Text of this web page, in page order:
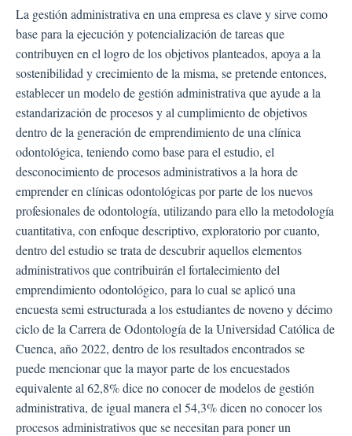
La gestión administrativa en una empresa es clave y sirve como
base para la ejecución y potencialización de tareas que
contribuyen en el logro de los objetivos planteados, apoya a la
sostenibilidad y crecimiento de la misma, se pretende entonces,
establecer un modelo de gestión administrativa que ayude a la
estandarización de procesos y al cumplimiento de objetivos
dentro de la generación de emprendimiento de una clínica
odontológica, teniendo como base para el estudio, el
desconocimiento de procesos administrativos a la hora de
emprender en clínicas odontológicas por parte de los nuevos
profesionales de odontología, utilizando para ello la metodología
cuantitativa, con enfoque descriptivo, exploratorio por cuanto,
dentro del estudio se trata de descubrir aquellos elementos
administrativos que contribuirán el fortalecimiento del
emprendimiento odontológico, para lo cual se aplicó una
encuesta semi estructurada a los estudiantes de noveno y décimo
ciclo de la Carrera de Odontología de la Universidad Católica de
Cuenca, año 2022, dentro de los resultados encontrados se
puede mencionar que la mayor parte de los encuestados
equivalente al 62,8% dice no conocer de modelos de gestión
administrativa, de igual manera el 54,3% dicen no conocer los
procesos administrativos que se necesitan para poner un